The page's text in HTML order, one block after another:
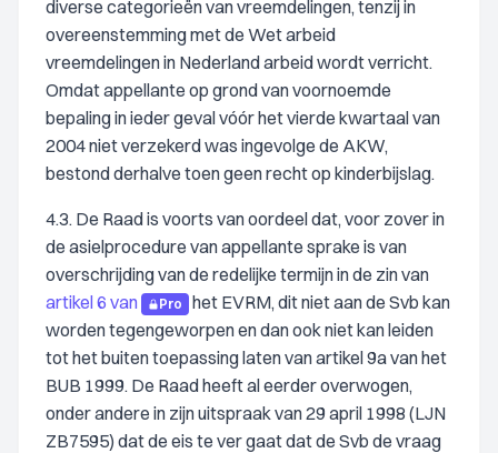
diverse categorieën van vreemdelingen, tenzij in
overeenstemming met de Wet arbeid
vreemdelingen in Nederland arbeid wordt verricht.
Omdat appellante op grond van voornoemde
bepaling in ieder geval vóór het vierde kwartaal van
2004 niet verzekerd was ingevolge de AKW,
bestond derhalve toen geen recht op kinderbijslag.
4.3. De Raad is voorts van oordeel dat, voor zover in
de asielprocedure van appellante sprake is van
overschrijding van de redelijke termijn in de zin van
artikel 6 van
Pro
het EVRM, dit niet aan de Svb kan
worden tegengeworpen en dan ook niet kan leiden
tot het buiten toepassing laten van artikel 9a van het
BUB 1999. De Raad heeft al eerder overwogen,
onder andere in zijn uitspraak van 29 april 1998 (LJN
ZB7595) dat de eis te ver gaat dat de Svb de vraag